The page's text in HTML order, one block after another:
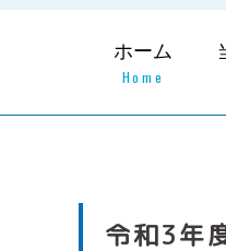
ホーム
Home
令和3年